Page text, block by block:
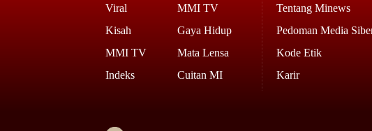
Viral
Kisah
MMI TV
Indeks
MMI TV
Gaya Hidup
Mata Lensa
Cuitan MI
Tentang Minews
Pedoman Media
Kode Etik
Karir